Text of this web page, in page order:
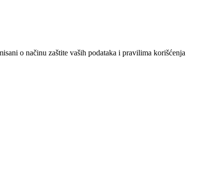
o načinu zaštite vaših podataka i pravilima korišćenja